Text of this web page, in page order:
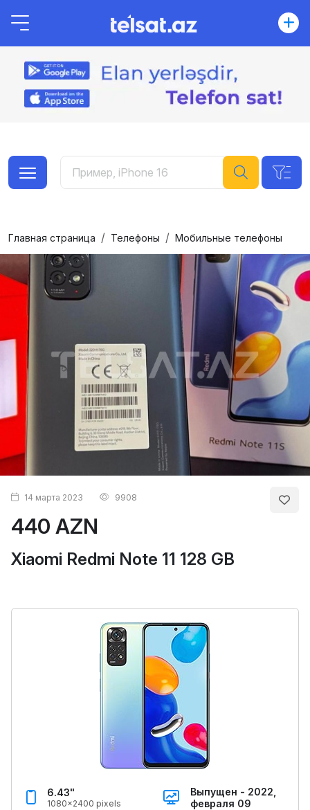
Главная страница Телефоны Мобильные телефоны
440 AZN
Xiaomi Redmi Note 11 128 GB
14 марта 2023 9908
6.43"
1080x2400 pixels
Выпущен - 2022,
февраля 09